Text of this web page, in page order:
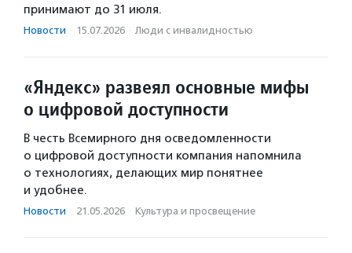
принимают до 31 июля.
Новости · 15.07.2026 · Люди с инвалидностью
«Яндекс» развеял основные мифы
о цифровой доступности
В честь Всемирного дня осведомленности
о цифровой доступности компания напомнила
о технологиях, делающих мир понятнее
и удобнее.
Новости · 21.05.2026 · Культура и просвещение